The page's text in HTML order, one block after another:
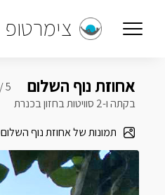
צימרטופ
אחוזת נוף השלום 5 /
בקתה ו-2 סוויטות בחזון בכנרת
תמונות של אחוזת נוף השלום